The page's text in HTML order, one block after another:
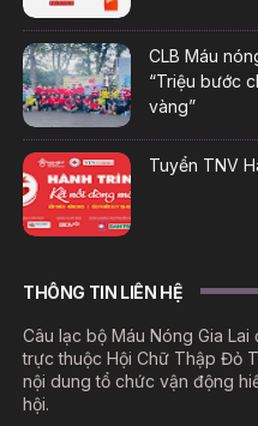
CLB Máu
“Triệu bước
vàng”
Tuyển TNV
THÔNG TIN LIÊN HỆ
Câu lạc bộ Máu Nóng Gia
trực thuộc Hội Chữ Thập Đỏ
nội dung tổ chức vận động
hội.